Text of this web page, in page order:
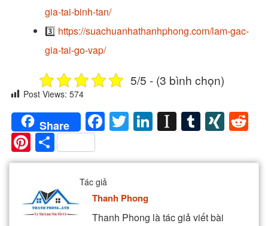
gia-tai-binh-tan/
3️⃣ https://suachuanhathanhphong.com/lam-gac-
gia-tai-go-vap/
5/5 - (3 bình chọn)
Post Views: 574
Share Facebook
Twitter
LinkedIn
Instapaper
Tumblr
Pinterest
Share
Tác giả
Thanh Phong
Thanh Phong là tác giả viết bài